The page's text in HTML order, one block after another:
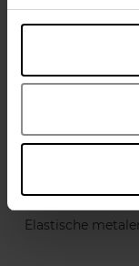
Elastische